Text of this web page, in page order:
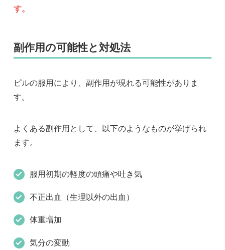
す。
副作用の可能性と対処法
ピルの服用により、副作用が現れる可能性がありま
す。
よくある副作用として、以下のようなものが挙げられ
ます。
服用初期の軽度の頭痛や吐き気
不正出血（生理以外の出血）
体重増加
気分の変動